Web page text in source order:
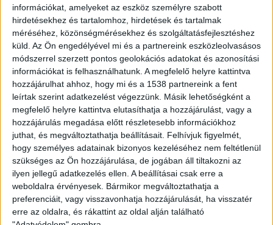
információkat, amelyeket az eszköz személyre szabott
hirdetésekhez és tartalomhoz, hirdetések és tartalmak
méréséhez, közönségmérésekhez és szolgáltatásfejlesztéshez
küld. Az Ön engedélyével mi és a partnereink eszközleolvasásos
módszerrel szerzett pontos geolokációs adatokat és azonosítási
információkat is felhasználhatunk. A megfelelő helyre kattintva
hozzájárulhat ahhoz, hogy mi és a 1538 partnereink a fent
leírtak szerint adatkezelést végezzünk. Másik lehetőségként a
megfelelő helyre kattintva elutasíthatja a hozzájárulást, vagy a
hozzájárulás megadása előtt részletesebb információkhoz
juthat, és megváltoztathatja beállításait. Felhívjuk figyelmét,
hogy személyes adatainak bizonyos kezeléséhez nem feltétlenül
szükséges az Ön hozzájárulása, de jogában áll tiltakozni az
ilyen jellegű adatkezelés ellen. A beállításai csak erre a
weboldalra érvényesek. Bármikor megváltoztathatja a
preferenciáit, vagy visszavonhatja hozzájárulását, ha visszatér
erre az oldalra, és rákattint az oldal alján található
Két év sem kellett: máris nyugdíjba küldi utolsó
amerikai villanyautóját a Honda
Kilencmillió alatt indul a legolcsóbb elektromos
Volkswagen